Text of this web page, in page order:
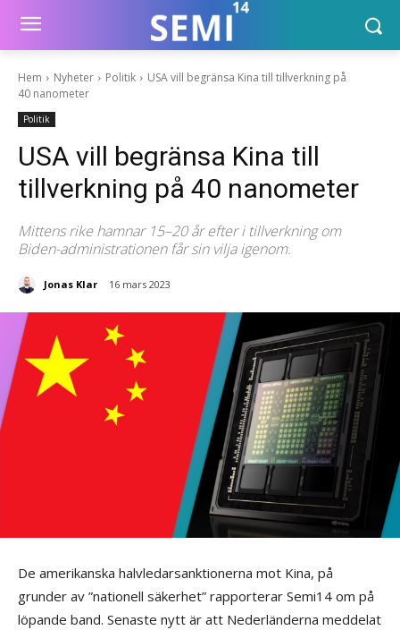
Hem Nyheter Politik
USA vill begränsa Kina till tillverkning på
40 nanometer
Politik
USA vill begränsa Kina till
tillverkning på 40 nanometer
Mittens rike hamnar 15–20 år efter i tillverkning om
Biden-administrationen får sin vilja igenom.
Jonas Klar 16 mars 2023
De amerikanska halvledarsanktionerna mot Kina, på
grunder av ”nationell säkerhet” rapporterar Semi14 om på
löpande band. Senaste nytt är att Nederländerna meddelat